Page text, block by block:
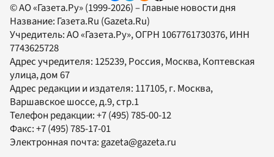
© АО «Газета.Ру» (1999-2026) – Главные новости дня
Название: Газета.Ru (Gazeta.Ru)
Учредитель:АО «Газета.Ру», ОГРН 1067761730376, ИНН
7743625728
Адрес учредителя: 125239, Россия, Москва, Коптевская
улица, дом 67
Адрес редакции и издателя: 117105, г. Москва,
Варшавское шоссе, д.9, стр.1
Телефон редакции:+7 (495) 785-00-12
Факс:+7 (495) 785-17-01
Электронная почта:gazeta@gazeta.ru